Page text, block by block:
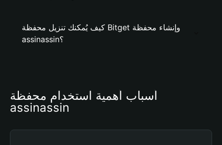
كيف يُمكنك تنزيل محفظة Bitget وإنشاء محفظة
assinassin؟
أسباب أهمية استخدام محفظة
assinassin